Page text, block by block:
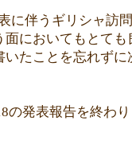
に伴うギリシャ訪
面においてもとて
いたことを忘れず
の発表報告を終わ